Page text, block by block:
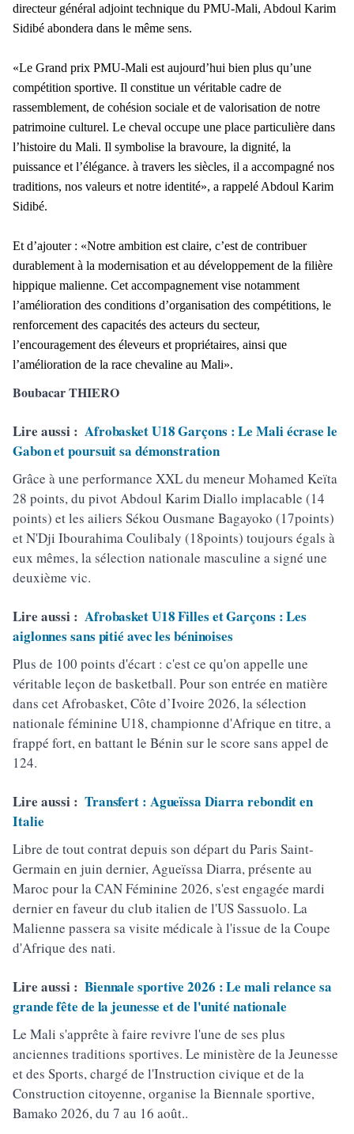
directeur général adjoint technique du PMU-Mali, Abdoul Karim
Sidibé abondera dans le même sens.
«Le Grand prix PMU-Mali est aujourd’hui bien plus qu’une
compétition sportive. Il constitue un véritable cadre de
rassemblement, de cohésion sociale et de valorisation de notre
patrimoine culturel. Le cheval occupe une place particulière dans
l’histoire du Mali. Il symbolise la bravoure, la dignité, la
puissance et l’élégance. à travers les siècles, il a accompagné nos
traditions, nos valeurs et notre identité», a rappelé Abdoul Karim
Sidibé.
Et d’ajouter : «Notre ambition est claire, c’est de contribuer
durablement à la modernisation et au développement de la filière
hippique malienne. Cet accompagnement vise notamment
l’amélioration des conditions d’organisation des compétitions, le
renforcement des capacités des acteurs du secteur,
l’encouragement des éleveurs et propriétaires, ainsi que
l’amélioration de la race chevaline au Mali».
Boubacar THIERO
Lire aussi : Afrobasket U18 Garçons : Le Mali écrase le
Gabon et poursuit sa démonstration
Grâce à une performance XXL du meneur Mohamed Keïta
28 points, du pivot Abdoul Karim Diallo implacable (14
points) et les ailiers Sékou Ousmane Bagayoko (17points)
et N'Dji Ibourahima Coulibaly (18points) toujours égals à
eux mêmes, la sélection nationale masculine a signé une
deuxième vic.
Lire aussi : Afrobasket U18 Filles et Garçons : Les
aiglonnes sans pitié avec les béninoises
Plus de 100 points d'écart : c'est ce qu'on appelle une
véritable leçon de basketball. Pour son entrée en matière
dans cet Afrobasket, Côte d’Ivoire 2026, la sélection
nationale féminine U18, championne d'Afrique en titre, a
frappé fort, en battant le Bénin sur le score sans appel de
124.
Lire aussi : Transfert : Agueïssa Diarra rebondit en
Italie
Libre de tout contrat depuis son départ du Paris Saint-
Germain en juin dernier, Agueïssa Diarra, présente au
Maroc pour la CAN Féminine 2026, s'est engagée mardi
dernier en faveur du club italien de l'US Sassuolo. La
Malienne passera sa visite médicale à l'issue de la Coupe
d'Afrique des nati.
Lire aussi : Biennale sportive 2026 : Le mali relance sa
grande fête de la jeunesse et de l'unité nationale
Le Mali s'apprête à faire revivre l'une de ses plus
anciennes traditions sportives. Le ministère de la Jeunesse
et des Sports, chargé de l'Instruction civique et de la
Construction citoyenne, organise la Biennale sportive,
Bamako 2026, du 7 au 16 août..